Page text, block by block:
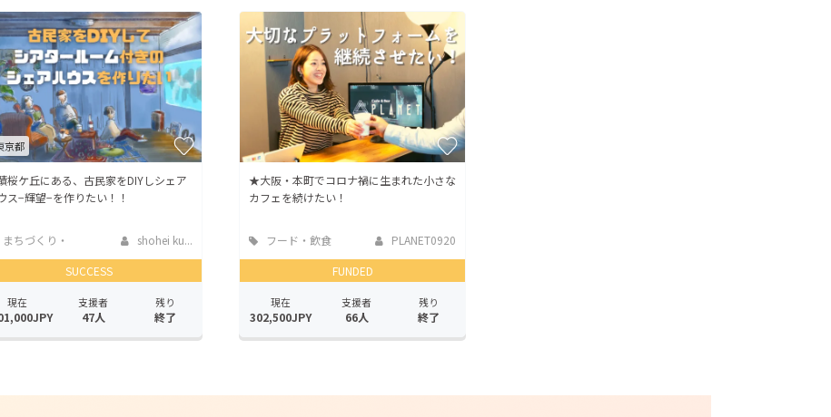
京都
桜ケ丘にある、古民家をDIYしシェア
ス−輝望−を作りたい！！
まちづくり・
活性化
shohei ku...
SUCCESS
現在 支援者
47人
残り
終了
★大阪・本町でコロナ禍に生まれた小さな
カフェを続けたい！
フード・飲食
店
PLANET0920
FUNDED
現在
302,500JPY
支援者
66人
残り
終了